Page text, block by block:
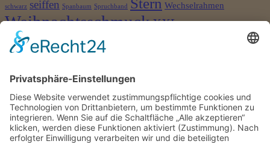
schwarz seiffen Spanbaum Spruchband Wechselrahmen
WeihnachtsschmuckXXL
©2026 Klöppelshop und Drechslerei Stephani
×